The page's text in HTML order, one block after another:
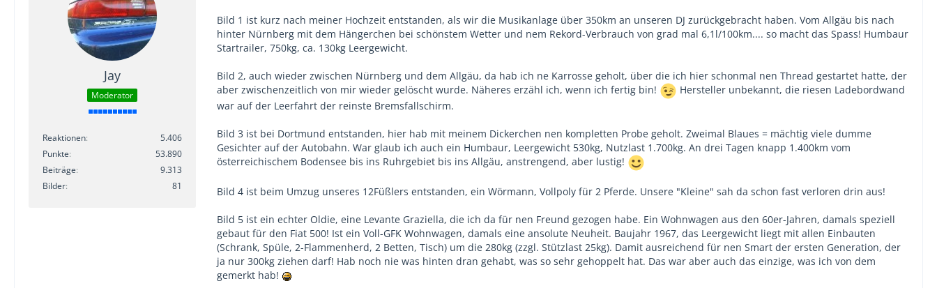
Jay
Moderator
Reaktionen
5.406
Punkte
53.890
Beiträge
9.313
Bilder
81
Bild 1 ist kurz nach meiner Hochzeit entstanden, als wir die Musikanlage über 350km an unseren DJ zurückgebracht haben. Vom Allgäu bis nach
hinter Nürnberg mit dem Hängerchen bei schönstem Wetter und nem Rekord-Verbrauch von grad mal 6,1l/100km.... so macht das Spass! Humbaur
Startrailer, 750kg, ca. 130kg Leergewicht.
Bild 2, auch wieder zwischen Nürnberg und dem Allgäu, da hab ich ne Karrosse geholt, über die ich hier schonmal nen Thread gestartet hatte, der
aber zwischenzeitlich von mir wieder gelöscht wurde. Näheres erzähl ich, wenn ich fertig bin!
Hersteller unbekannt, die riesen Ladebordwand
war auf der Leerfahrt der reinste Bremsfallschirm.
Bild 3 ist bei Dortmund entstanden, hier hab mit meinem Dickerchen nen kompletten Probe geholt. Zweimal Blaues = mächtig viele dumme
Gesichter auf der Autobahn. War glaub ich auch ein Humbaur, Leergewicht 530kg, Nutzlast 1.700kg. An drei Tagen knapp 1.400km vom
österreichischem Bodensee bis ins Ruhrgebiet bis ins Allgäu, anstrengend, aber lustig!
Bild 4 ist beim Umzug unseres 12Füßlers entstanden, ein Wörmann, Vollpoly für 2 Pferde. Unsere "Kleine" sah da schon fast verloren drin aus!
Bild 5 ist ein echter Oldie, eine Levante Graziella, die ich da für nen Freund gezogen habe. Ein Wohnwagen aus den 60er-Jahren, damals speziell
gebaut für den Fiat 500! Ist ein Voll-GFK Wohnwagen, damals eine ansolute Neuheit. Baujahr 1967, das Leergewicht liegt mit allen Einbauten
(Schrank, Spüle, 2-Flammenherd, 2 Betten, Tisch) um die 280kg (zzgl. Stützlast 25kg). Damit ausreichend für nen Smart der ersten Generation, der
ja nur 300kg ziehen darf! Hab noch nie was hinten dran gehabt, was so sehr gehoppelt hat. Das war aber auch das einzige, was ich von dem
gemerkt hab!